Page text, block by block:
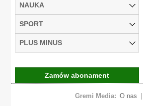
NAUKA
SPORT
PLUS MINUS
Zamów abonament
Gremi Media: O nas